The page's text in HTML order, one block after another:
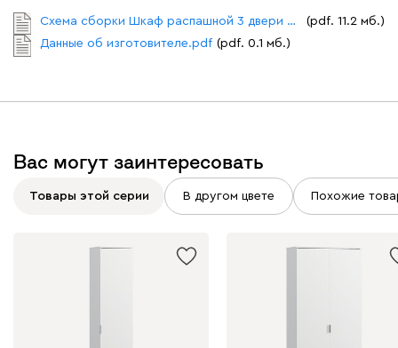
Схема сборки Шкаф распашной 3 двери Стелла.pdf
(pdf. 11.2 мб.)
Данные об изготовителе.pdf (pdf. 0.1 мб.)
Вас могут заинтересовать
Товары этой серии В другом цвете Похожие